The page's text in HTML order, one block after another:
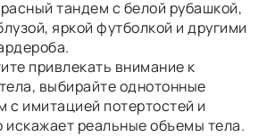
тандем с белой рубашкой,
яркой футболкой и другими
привлекать внимание к
выбирайте однотонные
имитацией потертостей и
искажает реальные объемы тела.